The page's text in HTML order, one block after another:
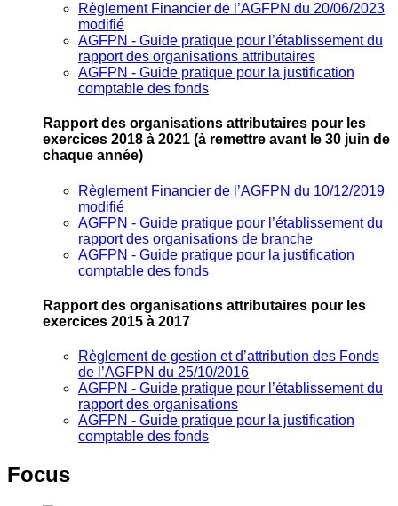
Règlement Financier de l’AGFPN du 20/06/2023
modifié
AGFPN ‐ Guide pratique pour l’établissement du
rapport des organisations attributaires
AGFPN ‐ Guide pratique pour la justification
comptable des fonds
Rapport des organisations attributaires pour les
exercices 2018 à 2021 (à remettre avant le 30 juin de
chaque année)
Règlement Financier de l’AGFPN du 10/12/2019
modifié
AGFPN ‐ Guide pratique pour l’établissement du
rapport des organisations de branche
AGFPN ‐ Guide pratique pour la justification
comptable des fonds
Rapport des organisations attributaires pour les
exercices 2015 à 2017
Règlement de gestion et d’attribution des Fonds
de l’AGFPN du 25/10/2016
AGFPN ‐ Guide pratique pour l’établissement du
rapport des organisations
AGFPN ‐ Guide pratique pour la justification
comptable des fonds
Focus